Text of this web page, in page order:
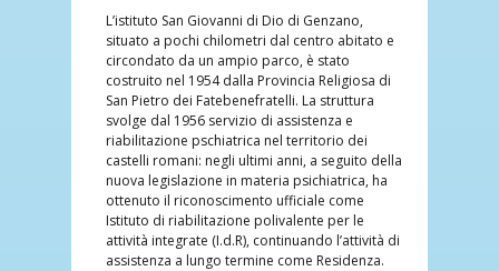
L’istituto San Giovanni di Dio di Genzano,
situato a pochi chilometri dal centro abitato e
circondato da un ampio parco, è stato
costruito nel 1954 dalla Provincia Religiosa di
San Pietro dei Fatebenefratelli. La struttura
svolge dal 1956 servizio di assistenza e
riabilitazione pschiatrica nel territorio dei
castelli romani: negli ultimi anni, a seguito della
nuova legislazione in materia psichiatrica, ha
ottenuto il riconoscimento ufficiale come
Istituto di riabilitazione polivalente per le
attività integrate (I.d.R), continuando l’attività di
assistenza a lungo termine come Residenza.